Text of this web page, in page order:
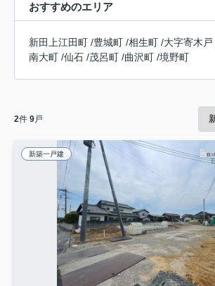
おすすめのエリア
新田上江田町 /豊城町 /相生町 /大字寄木戸
南大町 /仙石 /茂呂町 /曲沢町 /境野町
2件 9戸
新築一戸建